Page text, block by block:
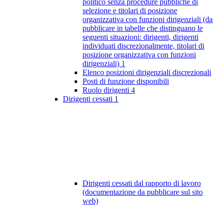
politico senza procedure pubbliche di
selezione e titolari di posizione
organizzativa con funzioni dirigenziali (da
pubblicare in tabelle che distinguano le
seguenti situazioni: dirigenti, dirigenti
individuati discrezionalmente, titolari di
posizione organizzativa con funzioni
dirigenziali) 1
Elenco posizioni dirigenziali discrezionali
Posti di funzione disponibili
Ruolo dirigenti 4
Dirigenti cessati 1
Dirigenti cessati dal rapporto di lavoro
(documentazione da pubblicare sul sito
web)